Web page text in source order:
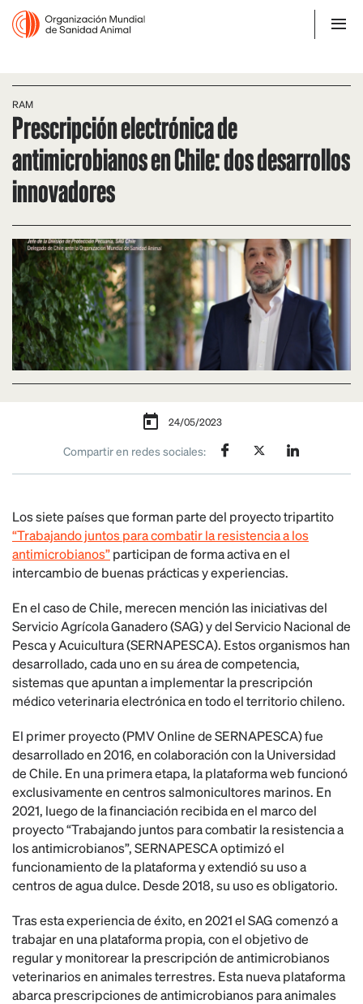
RAM
Prescripción electrónica de
antimicrobianos en Chile: dos desarrollos
innovadores
24/05/2023
Compartir en redes sociales:
Los siete países que forman parte del proyecto tripartito
“Trabajando juntos para combatir la resistencia a los
antimicrobianos”participan de forma activa en el
intercambio de buenas prácticas y experiencias.
En el caso de Chile, merecen mención las iniciativas del
Servicio Agrícola Ganadero (SAG) y del Servicio Nacional de
Pesca y Acuicultura (SERNAPESCA). Estos organismos han
desarrollado, cada uno en su área de competencia,
sistemas que apuntan a implementar la prescripción
médico veterinaria electrónica en todo el territorio chileno.
El primer proyecto (PMV Online de SERNAPESCA) fue
desarrollado en 2016, en colaboración con la Universidad
de Chile. En una primera etapa, la plataforma web funcionó
exclusivamente en centros salmonicultores marinos. En
2021, luego de la financiación recibida en el marco del
proyecto “Trabajando juntos para combatir la resistencia a
los antimicrobianos”, SERNAPESCA optimizó el
funcionamiento de la plataforma y extendió su uso a
centros de agua dulce. Desde 2018, su uso es obligatorio.
Tras esta experiencia de éxito, en 2021 el SAG comenzó a
trabajar en una plataforma propia, con el objetivo de
regular y monitorear la prescripción de antimicrobianos
veterinarios en animales terrestres. Esta nueva plataforma
abarca prescripciones de antimicrobianos para animales